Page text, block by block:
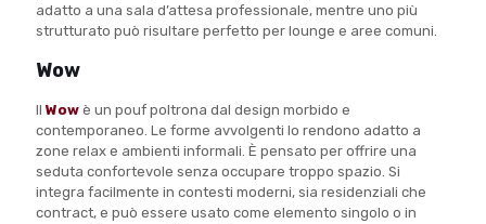
adatto a una sala d’attesa professionale, mentre uno più
strutturato può risultare perfetto per lounge e aree comuni.
Wow
Il Wow è un pouf poltrona dal design morbido e
contemporaneo. Le forme avvolgenti lo rendono adatto a
zone relax e ambienti informali. È pensato per offrire una
seduta confortevole senza occupare troppo spazio. Si
integra facilmente in contesti moderni, sia residenziali che
contract, e può essere usato come elemento singolo o in